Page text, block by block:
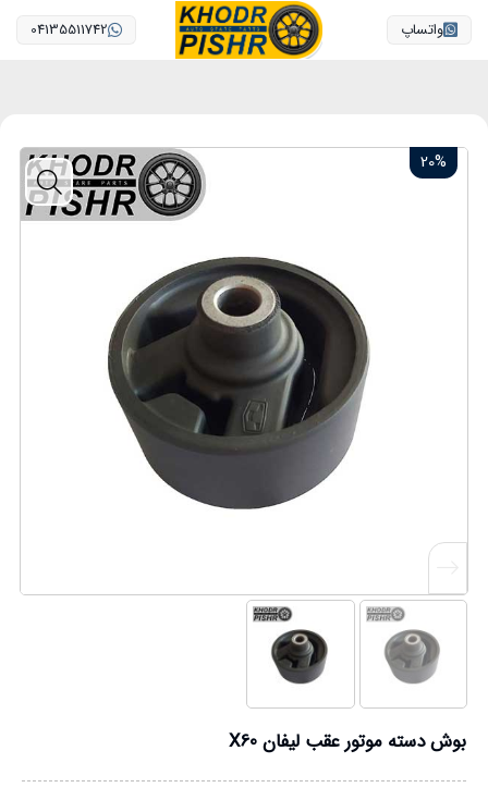
واتساپ 04135511742
20%
بوش دسته موتور عقب لیفان X60